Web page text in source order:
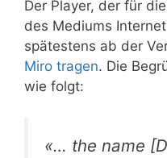
Der Player, der für
des Mediums
spätestens ab der
Miro tragen. Die
wie folgt:
«… the name